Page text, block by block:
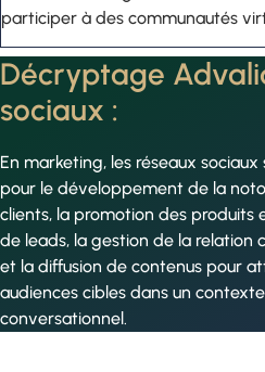
participer à des communautés
Décryptage
sociaux :
En marketing, les réseaux
pour le développement de la
clients, la promotion des produits
de leads, la gestion de la relation
et la diffusion de contenus pour
audiences cibles dans un
conversationnel.